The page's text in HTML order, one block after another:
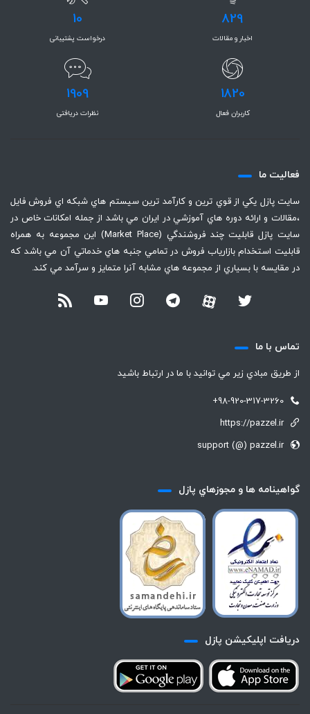
829
اخبار و مقالات
10
درخواست پشتیبانی
1820
کاربران فعال
1909
نظرات دریافتی
فعاليت ما
سايت پازل يكي از قوي ترين و كارآمد ترين سيستم هاي شبكه اي فروش فايل
،‌مقالات و ارائه دوره هاي آموزشي در ايران مي باشد از جمله امكانات خاص در
سايت پازل قابليت چند فروشندگي (Market Place) اين مجموعه به همراه
قابليت استخدام بازارياب فروش در تمامي جنبه هاي خدماتي آن مي باشد كه
در مقايسه با بسياري از مجموعه هاي مشابه آنرا متمايز و سرآمد مي كند.
تماس با ما
از طريق مبادي زير مي توانيد با ما در ارتباط باشيد
+98-920-317-3260
https://pazzel.ir
support (@) pazzel.ir
گواهينامه ها و مجوزهاي پازل
دريافت اپليكيشن پازل